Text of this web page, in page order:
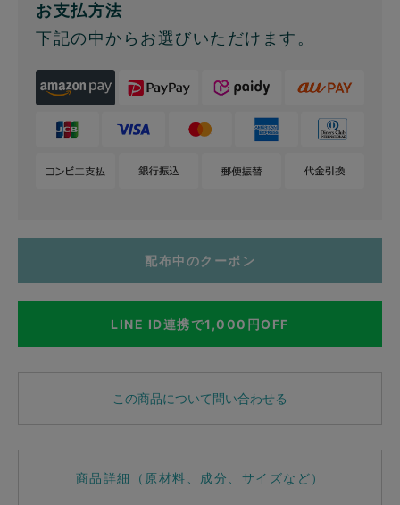
お支払方法
下記の中からお選びいただけます。
配布中のクーポン
LINE ID連携で1,000円OFF
この商品について問い合わせる
商品詳細（原材料、成分、サイズなど）